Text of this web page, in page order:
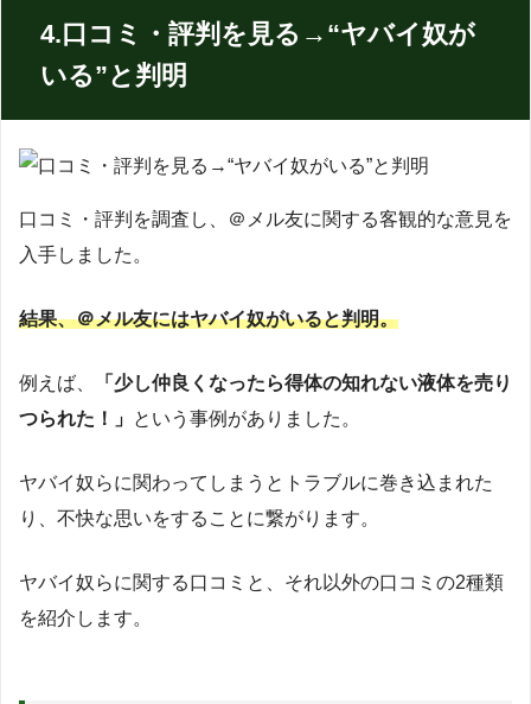
4.口コミ・評判を見る→“ヤバイ奴が
いる”と判明
口コミ・評判を調査し、＠メル友に関する客観的な意見を
入手しました。
結果、＠メル友にはヤバイ奴がいると判明。
例えば、
「少し仲良くなったら得体の知れない液体を売り
つられた！」 という事例がありました。
ヤバイ奴らに関わってしまうとトラブルに巻き込まれた
り、不快な思いをすることに繋がります。
ヤバイ奴らに関する口コミと、それ以外の口コミの2種類
を紹介します。